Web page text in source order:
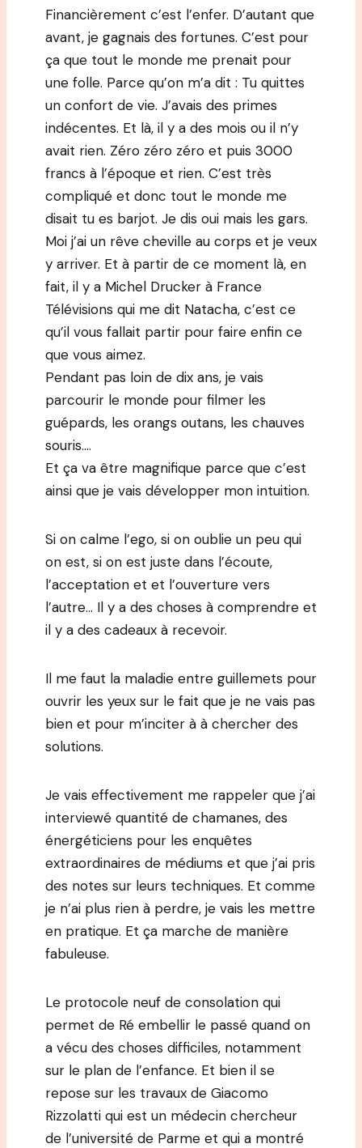
Financièrement c’est l’enfer. D’autant que
avant, je gagnais des fortunes. C’est pour
ça que tout le monde me prenait pour
une folle. Parce qu’on m’a dit : Tu quittes
un confort de vie. J’avais des primes
indécentes. Et là, il y a des mois ou il n’y
avait rien. Zéro zéro zéro et puis 3000
francs à l’époque et rien. C’est très
compliqué et donc tout le monde me
disait tu es barjot. Je dis oui mais les gars.
Moi j’ai un rêve cheville au corps et je veux
y arriver. Et à partir de ce moment là, en
fait, il y a Michel Drucker à France
Télévisions qui me dit Natacha, c’est ce
qu’il vous fallait partir pour faire enfin ce
que vous aimez.
Pendant pas loin de dix ans, je vais
parcourir le monde pour filmer les
guépards, les orangs outans, les chauves
souris….
Et ça va être magnifique parce que c’est
ainsi que je vais développer mon intuition.
Si on calme l’ego, si on oublie un peu qui
on est, si on est juste dans l’écoute,
l’acceptation et et l’ouverture vers
l’autre… Il y a des choses à comprendre et
il y a des cadeaux à recevoir.
Il me faut la maladie entre guillemets pour
ouvrir les yeux sur le fait que je ne vais pas
bien et pour m’inciter à à chercher des
solutions.
Je vais effectivement me rappeler que j’ai
interviewé quantité de chamanes, des
énergéticiens pour les enquêtes
extraordinaires de médiums et que j’ai pris
des notes sur leurs techniques. Et comme
je n’ai plus rien à perdre, je vais les mettre
en pratique. Et ça marche de manière
fabuleuse.
Le protocole neuf de consolation qui
permet de Ré embellir le passé quand on
a vécu des choses difficiles, notamment
sur le plan de l’enfance. Et bien il se
repose sur les travaux de Giacomo
Rizzolatti qui est un médecin chercheur
de l’université de Parme et qui a montré